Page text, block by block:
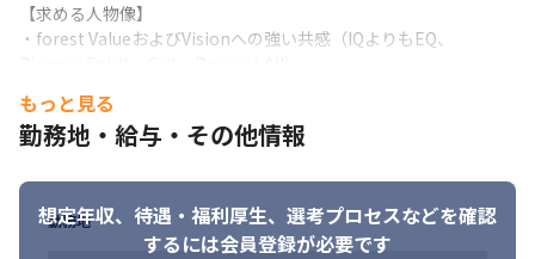
【求める人物像】
・forest ValueおよびVisionへの強い共感（IQよりもEQ、
行できる方
・ロジカルな思考力と自責思考、最後までやり切る力をお持ちの
・不確実な状況での適応力と、積極的な学習姿勢をお持ちの方
・他者への敬意をもって協働できるコミュニケーション能力をお
もっと見る
勤務地・給与・その他情報
想定年収、待遇・福利厚生、 選考プロセスなどを確認
するには会員登録が必要です
勤務地